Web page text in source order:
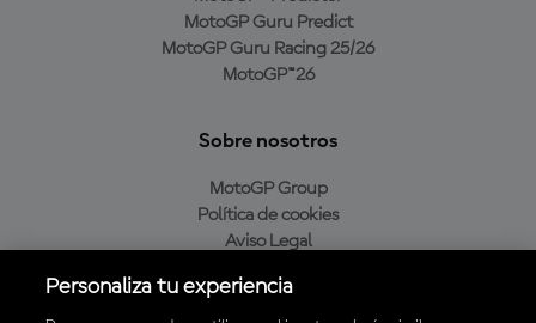
MotoGP Guru Predict
MotoGP Guru Racing 25/26
MotoGP™26
Sobre nosotros
MotoGP Group
Política de cookies
Aviso Legal
Política de compra
Personaliza tu experiencia